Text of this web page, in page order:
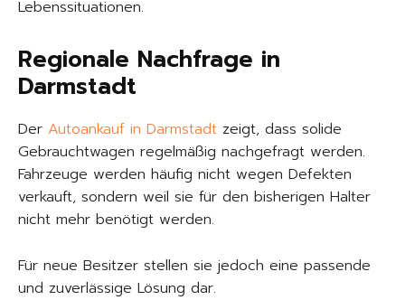
Lebenssituationen.
Regionale Nachfrage in
Darmstadt
Der Autoankauf in Darmstadt zeigt, dass solide
Gebrauchtwagen regelmäßig nachgefragt werden.
Fahrzeuge werden häufig nicht wegen Defekten
verkauft, sondern weil sie für den bisherigen Halter
nicht mehr benötigt werden.
Für neue Besitzer stellen sie jedoch eine passende
und zuverlässige Lösung dar.